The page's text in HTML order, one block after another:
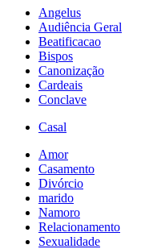
Angelus
Audiência Geral
Beatificacao
Bispos
Canonização
Cardeais
Conclave
Casal
Amor
Casamento
Divórcio
marido
Namoro
Relacionamento
Sexualidade